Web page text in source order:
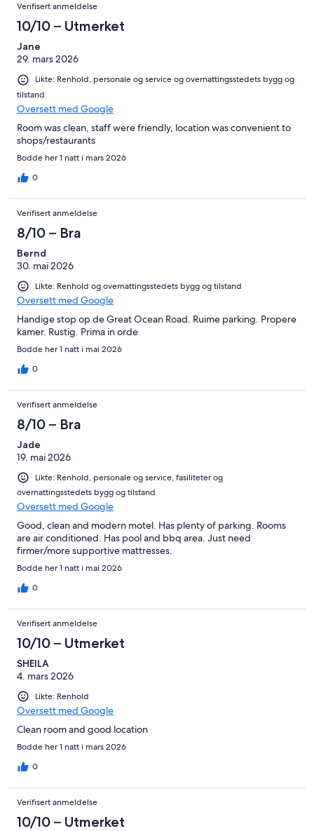
Verifisert anmeldelse
10/10 – Utmerket
Jane
29. mars 2026
Likte: Renhold, personale og service og overnattingsstedets bygg og
tilstand
Oversett med Google
Room was clean, staff were friendly, location was convenient to
shops/restaurants
Bodde her 1 natt i mars 2026
0
Verifisert anmeldelse
8/10 – Bra
Bernd
30. mai 2026
Likte: Renhold og overnattingsstedets bygg og tilstand
Oversett med Google
Handige stop op de Great Ocean Road. Ruime parking. Propere
kamer. Rustig. Prima in orde
Bodde her 1 natt i mai 2026
0
Verifisert anmeldelse
8/10 – Bra
Jade
19. mai 2026
Likte: Renhold, personale og service, fasiliteter og
overnattingsstedets bygg og tilstand
Oversett med Google
Good, clean and modern motel. Has plenty of parking. Rooms
are air conditioned. Has pool and bbq area. Just need
firmer/more supportive mattresses.
Bodde her 1 natt i mai 2026
0
Verifisert anmeldelse
10/10 – Utmerket
SHEILA
4. mars 2026
Likte: Renhold
Oversett med Google
Clean room and good location
Bodde her 1 natt i mars 2026
0
Verifisert anmeldelse
10/10 – Utmerket